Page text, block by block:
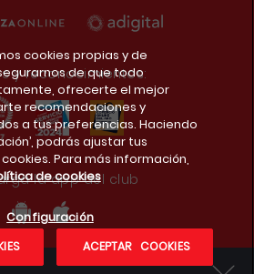
y reconocimientos:
la app del club
cookies propias y de
de que todo
ofrecerte el mejor
recomendaciones y
a tus preferencias. Haciendo
podrás ajustar tus
Para más información,
de cookies
Configuración
ACEPTAR COOKIES